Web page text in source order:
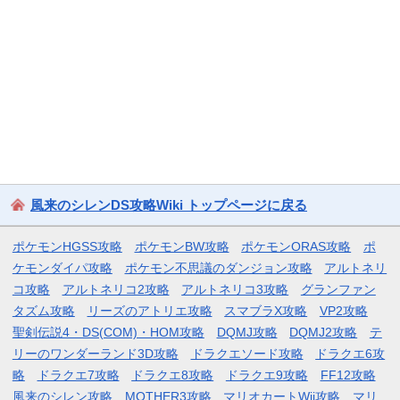
風来のシレンDS攻略Wiki トップページに戻る
ポケモンHGSS攻略 ポケモンBW攻略 ポケモンORAS攻略
ポ
ケモンダイパ攻略
ポケモン不思議のダンジョン攻略
アルトネリ
コ攻略
アルトネリコ2攻略 アルトネリコ3攻略
グランファン
タズム攻略
リーズのアトリエ攻略 スマブラX攻略
VP2攻略
聖剣伝説4・DS(COM)・HOM攻略
DQMJ攻略 DQMJ2攻略
テ
リーのワンダーランド3D攻略
ドラクエソード攻略
ドラクエ6攻
略
ドラクエ7攻略 ドラクエ8攻略 ドラクエ9攻略
FF12攻略
風来のシレン攻略
MOTHER3攻略 マリオカートWii攻略 マリ